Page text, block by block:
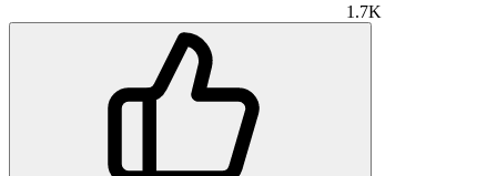
1.7K